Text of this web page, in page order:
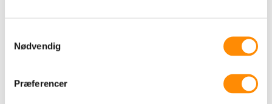
Nødvendig
Præferencer
Hvornår gav du sidst dig selv tid til det?For mig
fundament for, at jeg kan arbejde med